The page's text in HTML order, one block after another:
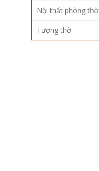
Nội thất phòng thờ
Tượng thờ